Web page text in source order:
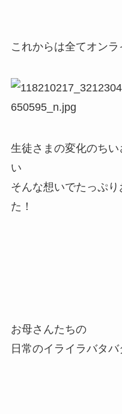
これからは全てオンラ
生徒さまの変化のち
い
そんな想いでたっぷ
た！
お母さんたちの
日常のイライラバタ